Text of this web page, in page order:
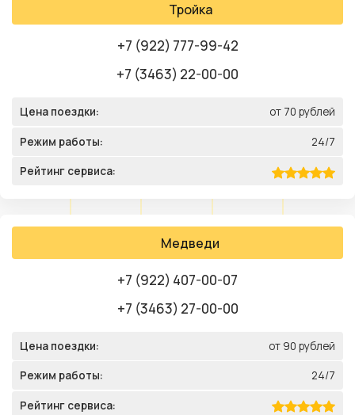
Тройка
+7 (922) 777-99-42
+7 (3463) 22-00-00
Цена поездки: от 70 рублей
Режим работы: 24/7
Рейтинг сервиса:
Медведи
+7 (922) 407-00-07
+7 (3463) 27-00-00
Цена поездки: от 90 рублей
Режим работы: 24/7
Рейтинг сервиса: